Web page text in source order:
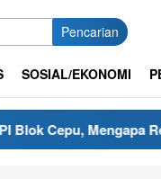
Pencarian
SOSIAL/EKONOMI
Renegosiasi